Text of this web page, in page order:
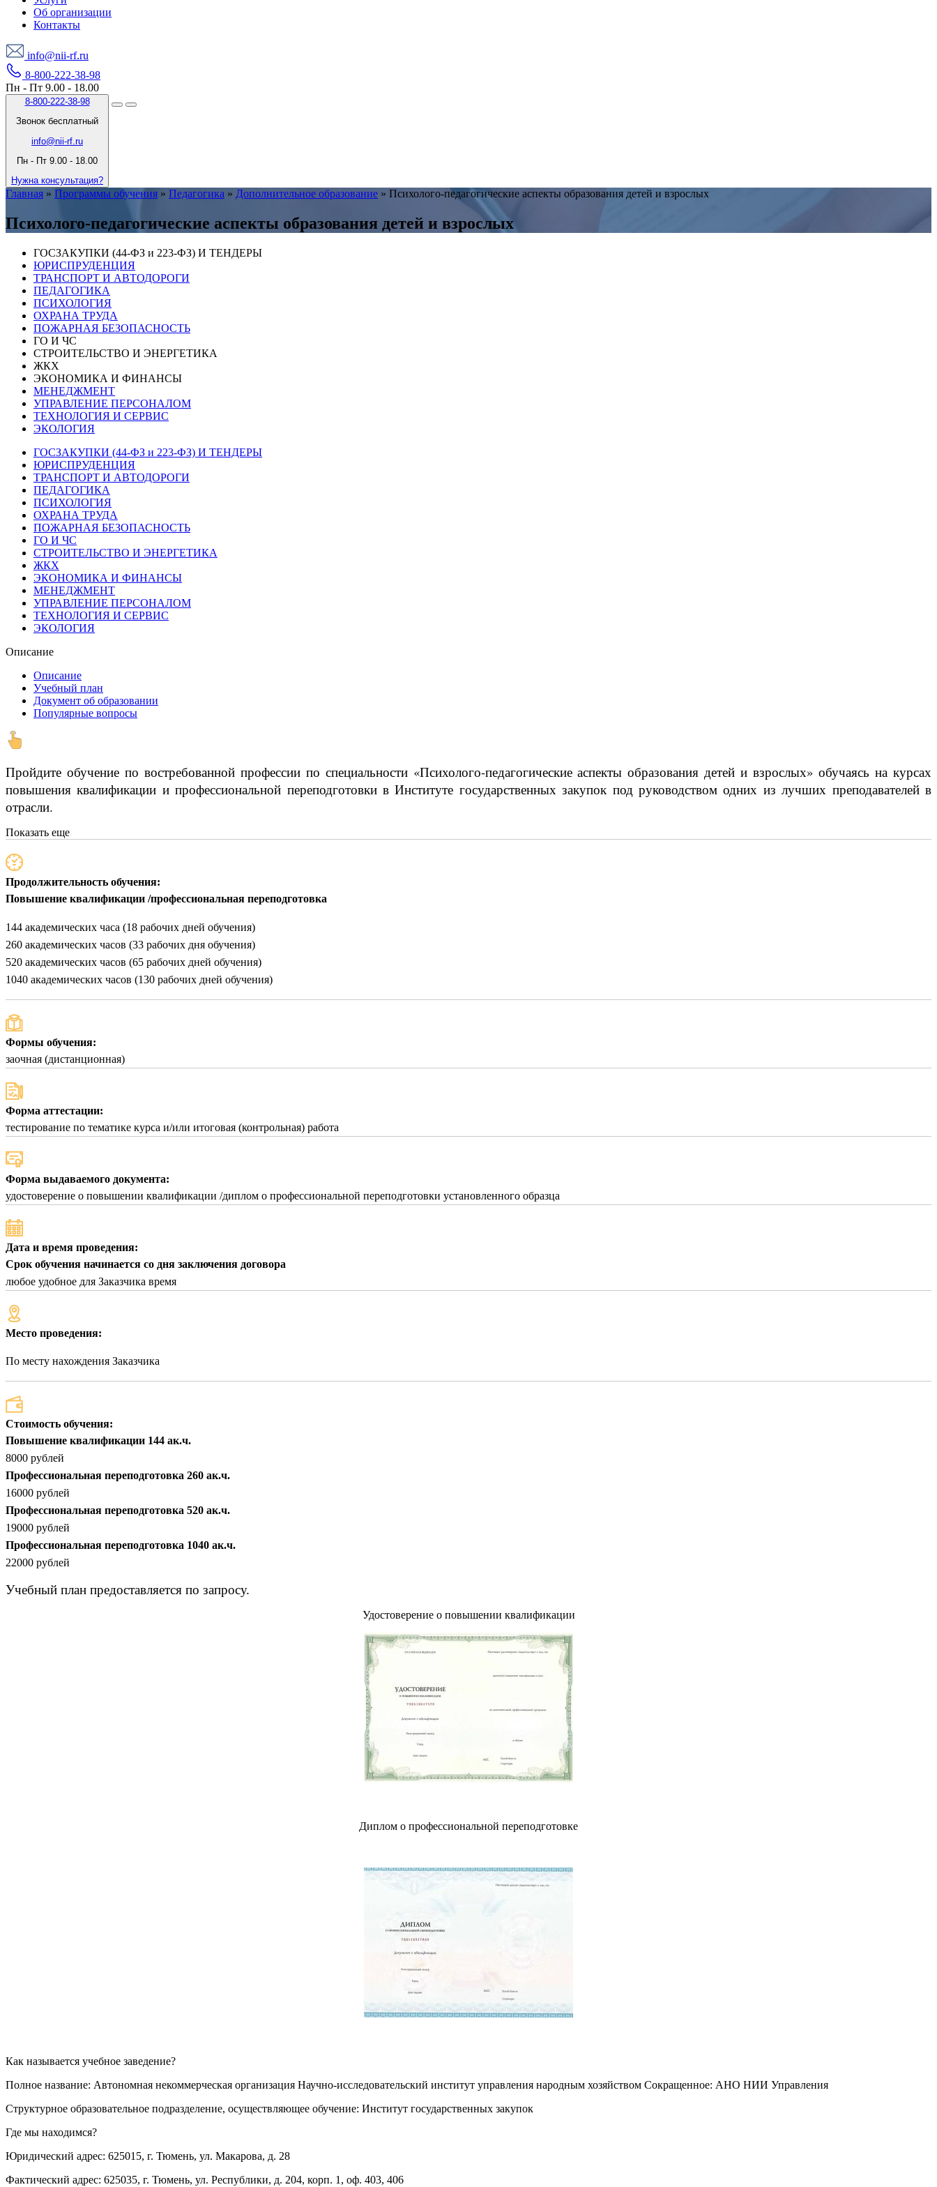
Об организации
Контакты
info@nii-rf.ru
8-800-222-38-98
Пн - Пт 9.00 - 18.00
8-800-222-38-98
Звонок бесплатный
info@nii-rf.ru
Пн - Пт 9.00 - 18.00
Нужна консультация?
Главная » Программы обучения » Педагогика » Дополнительное образование » Психолого-педагогические аспекты образования детей и взрослых
Психолого-педагогические аспекты образования детей и взрослых
ГОСЗАКУПКИ (44-ФЗ и 223-ФЗ) И ТЕНДЕРЫ
ЮРИСПРУДЕНЦИЯ
ТРАНСПОРТ И АВТОДОРОГИ
ПЕДАГОГИКА
ПСИХОЛОГИЯ
ОХРАНА ТРУДА
ПОЖАРНАЯ БЕЗОПАСНОСТЬ
ГО И ЧС
СТРОИТЕЛЬСТВО И ЭНЕРГЕТИКА
ЖКХ
ЭКОНОМИКА И ФИНАНСЫ
МЕНЕДЖМЕНТ
УПРАВЛЕНИЕ ПЕРСОНАЛОМ
ТЕХНОЛОГИЯ И СЕРВИС
ЭКОЛОГИЯ
ГОСЗАКУПКИ (44-ФЗ и 223-ФЗ) И ТЕНДЕРЫ
ЮРИСПРУДЕНЦИЯ
ТРАНСПОРТ И АВТОДОРОГИ
ПЕДАГОГИКА
ПСИХОЛОГИЯ
ОХРАНА ТРУДА
ПОЖАРНАЯ БЕЗОПАСНОСТЬ
ГО И ЧС
СТРОИТЕЛЬСТВО И ЭНЕРГЕТИКА
ЖКХ
ЭКОНОМИКА И ФИНАНСЫ
МЕНЕДЖМЕНТ
УПРАВЛЕНИЕ ПЕРСОНАЛОМ
ТЕХНОЛОГИЯ И СЕРВИС
ЭКОЛОГИЯ
Описание
Описание
Учебный план
Документ об образовании
Популярные вопросы
Пройдите обучение по востребованной профессии по специальности «Психолого-педагогические аспекты образования детей и взрослых» обучаясь на курсах
повышения квалификации и профессиональной переподготовки в Институте государственных закупок под руководством одних из лучших преподавателей в
отрасли.
Показать еще
Продолжительность обучения:
Повышение квалификации /профессиональная переподготовка
144 академических часа (18 рабочих дней обучения)
260 академических часов (33 рабочих дня обучения)
520 академических часов (65 рабочих дней обучения)
1040 академических часов (130 рабочих дней обучения)
Формы обучения:
заочная (дистанционная)
Форма аттестации:
тестирование по тематике курса и/или итоговая (контрольная) работа
Форма выдаваемого документа:
удостоверение о повышении квалификации /диплом о профессиональной переподготовки установленного образца
Дата и время проведения:
Срок обучения начинается со дня заключения договора
любое удобное для Заказчика время
Место проведения:
По месту нахождения Заказчика
Стоимость обучения:
Повышение квалификации 144 ак.ч.
8000 рублей
Профессиональная переподготовка 260 ак.ч.
16000 рублей
Профессиональная переподготовка 520 ак.ч.
19000 рублей
Профессиональная переподготовка 1040 ак.ч.
22000 рублей
Учебный план предоставляется по запросу.
Удостоверение о повышении квалификации
Диплом о профессиональной переподготовке
Как называется учебное заведение?
Полное название: Автономная некоммерческая организация Научно-исследовательский институт управления народным хозяйством Сокращенное: АНО НИИ Управления
Структурное образовательное подразделение, осуществляющее обучение: Институт государственных закупок
Где мы находимся?
Юридический адрес: 625015, г. Тюмень, ул. Макарова, д. 28
Фактический адрес: 625035, г. Тюмень, ул. Республики, д. 204, корп. 1, оф. 403, 406